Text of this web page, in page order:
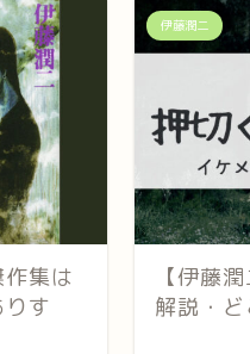
集は
す
伊藤潤二
【伊藤
解説・ど